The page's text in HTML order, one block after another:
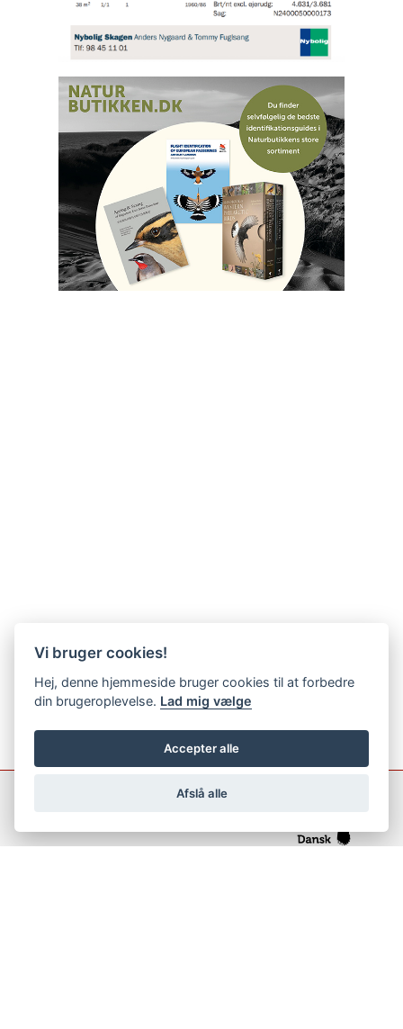
Vi bruger cookies!
Hej, denne hjemmeside bruger cookies til at forbedre
din brugeroplevelse. Lad mig vælge
Accepter alle
Afslå alle